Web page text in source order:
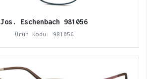
Jos. Eschenbach 981056
Ürün Kodu: 981056